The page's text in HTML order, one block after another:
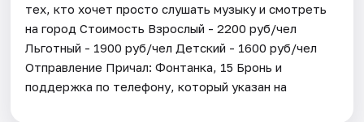
тех, кто хочет просто слушать музыку и смотреть
на город Стоимость Взрослый - 2200 руб/чел
Льготный - 1900 руб/чел Детский - 1600 руб/чел
Отправление Причал: Фонтанка, 15 Бронь и
поддержка по телефону, который указан на